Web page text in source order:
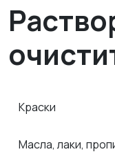
Краски
Масла, лаки,